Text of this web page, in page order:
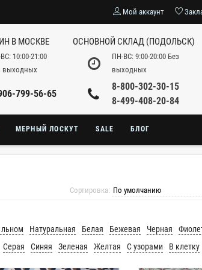
Мой аккаунт
В МОСКВЕ
10:00-21:00
выходных
799-56-65
ОСНОВНОЙ СКЛАД (ПОДОЛЬСК)
ПН-ВС: 9:00-20:00 Без
выходных
8-800-302-30-15
8-499-408-20-84
МЕРНЫЙ ЛОСКУТ SALE БЛОГ
Сортировка:
Натуральная Белая Бежевая Черная
Серая Синяя Зеленая Желтая С узорами В клетку